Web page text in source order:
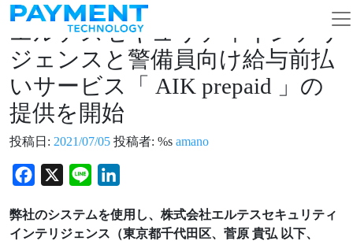
コンテンツへスキップ
メインナビゲーション
エルテスセキュリティインテリ
ジェンスと警備員向け給与前払
いサービス「 AIK prepaid 」の
提供を開始
投稿日: 2021/07/05 投稿者: %s amano
Facebook
X Line
弊社のシステムを使用し、株式会社エルテスセキュリティ
インテリジェンス（東京都千代田区、菅原 貴弘 以下、